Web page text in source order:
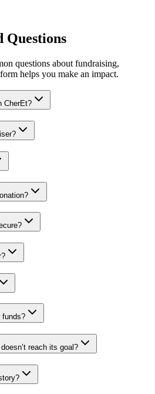
Questions
questions about fundraising,
helps you make an impact.
CherEt?
funds?
reach its goal?